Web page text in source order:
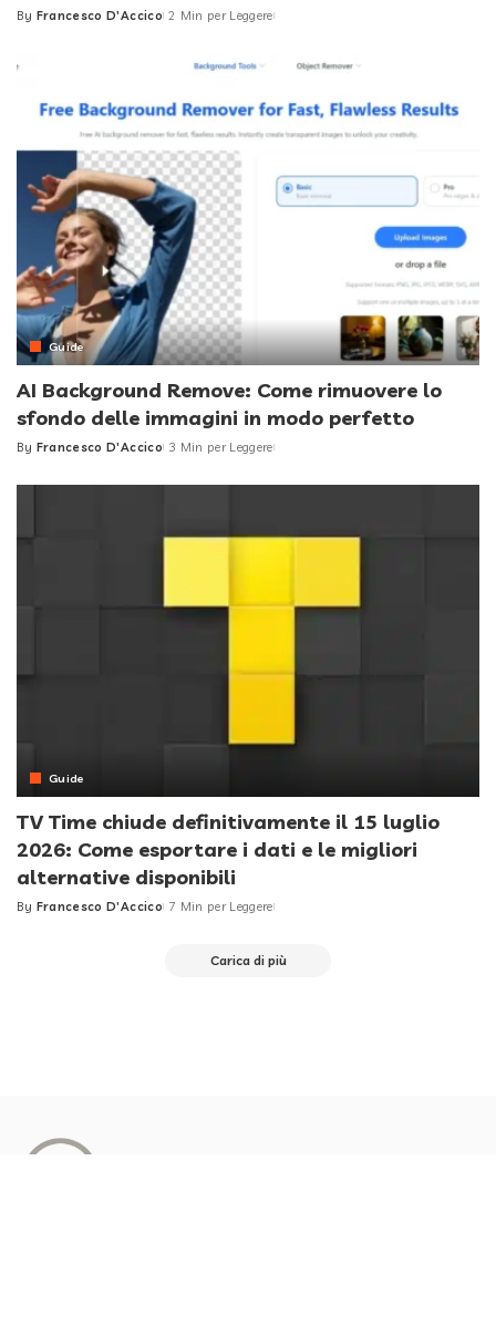
Posted
By Francesco D'Accico 2 Min per Leggere
Guide
AI Background Remove: Come rimuovere lo
sfondo delle immagini in modo perfetto
Posted
By Francesco D'Accico 3 Min per Leggere
Guide
TV Time chiude definitivamente il 15 luglio
2026: Come esportare i dati e le migliori
alternative disponibili
Posted
By Francesco D'Accico 7 Min per Leggere
Carica di più